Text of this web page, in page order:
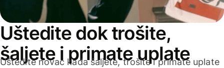
Uštedite dok trošite,
šaljete i primate uplate
Uštedite novac kada šaljete, trošite i primate uplate